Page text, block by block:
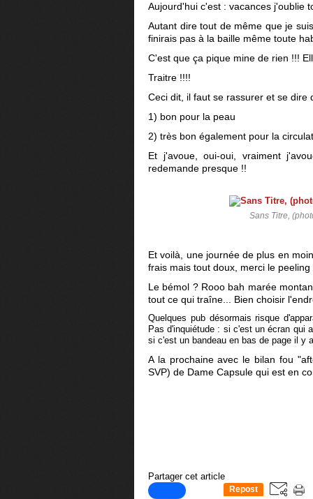
Aujourd'hui c'est : vacances j'oublie
Autant dire tout de même que je
finirais pas à la baille même toute
C'est que ça pique mine de rien !!!
Traitre !!!!
Ceci dit, il faut se rassurer et se dire
1) bon pour la peau
2) très bon également pour la
Et j'avoue, oui-oui, vraiment
redemande presque !!
Sans Titre,
Et voilà, une journée de plus en
frais mais tout doux, merci le
Le bémol ? Rooo bah marée
tout ce qui traîne... Bien choisir
Quelques pub désormais risque
Pas d'inquiétude : si c'est un écran qui
si c'est un bandeau en bas de page il y
A la prochaine avec le bilan fou
SVP) de Dame Capsule qui est en
Partager cet article
Repost